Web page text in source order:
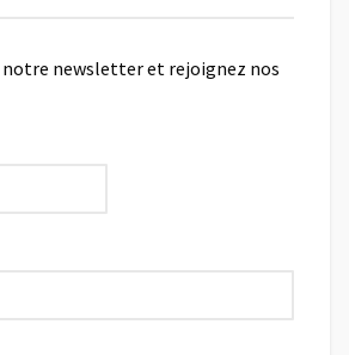
notre newsletter et rejoignez nos